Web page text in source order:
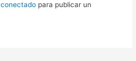
conectadopara publicar un